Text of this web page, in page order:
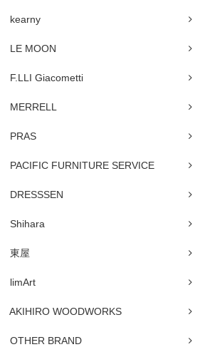
kearny
LE MOON
F.LLI Giacometti
MERRELL
PRAS
PACIFIC FURNITURE SERVICE
DRESSSEN
Shihara
東屋
limArt
AKIHIRO WOODWORKS
OTHER BRAND